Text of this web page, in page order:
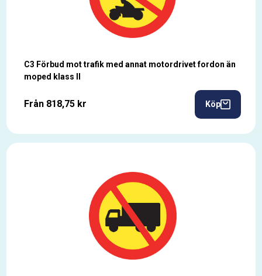
C3 Förbud mot trafik med annat motordrivet fordon än
moped klass II
Från 818,75 kr Köp